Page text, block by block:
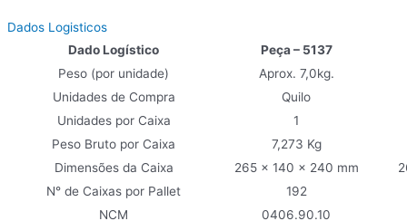
Dados Logisticos
Dado Logístico
Peça – 5137
Peso (por unidade)
Aprox. 7,0kg.
Unidades de Compra
Quilo
Unidades por Caixa
1
Peso Bruto por Caixa
7,273 Kg
Dimensões da Caixa
265 x 140 x 240 mm
N° de Caixas por Pallet
192
NCM
0406.90.10